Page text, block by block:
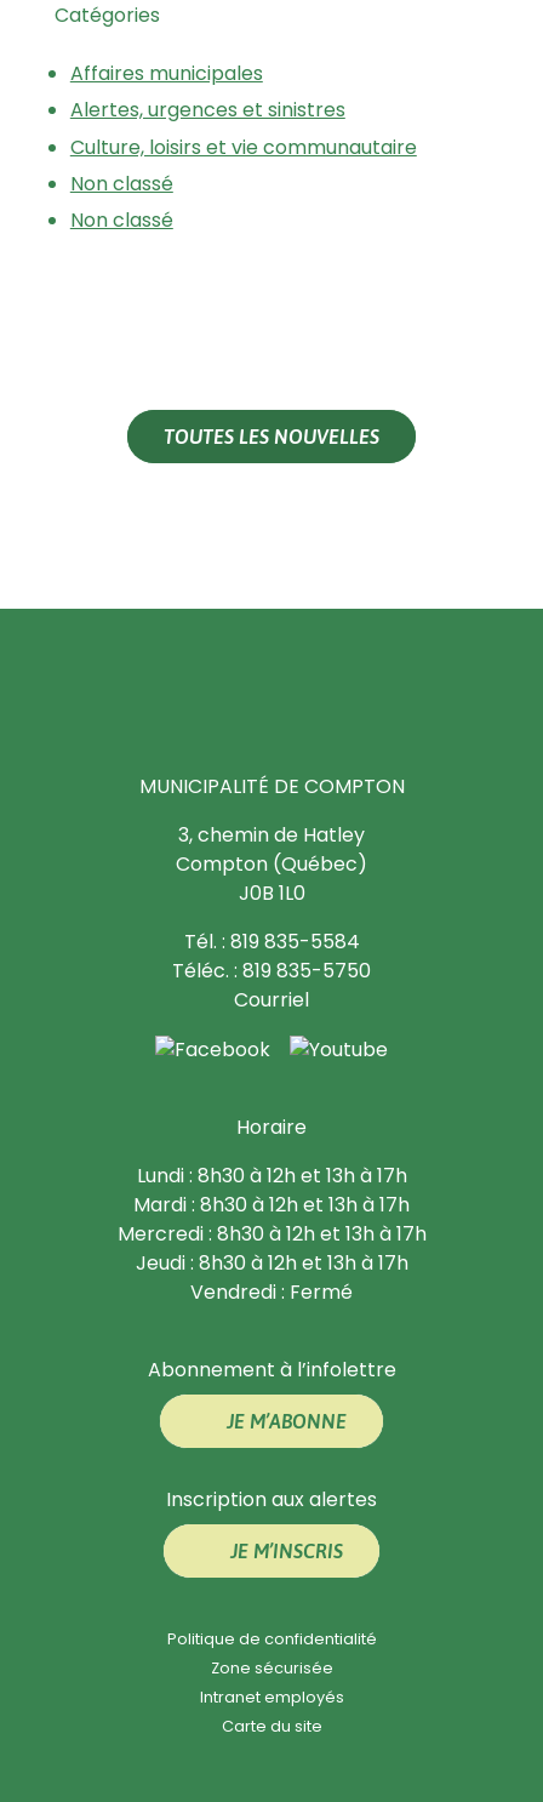
Catégories
Affaires municipales
Alertes, urgences et sinistres
Culture, loisirs et vie communautaire
Non classé
Non classé
TOUTES LES NOUVELLES
MUNICIPALITÉ DE COMPTON
3, chemin de Hatley
Compton (Québec)
J0B 1L0
Tél. : 819 835-5584
Téléc. : 819 835-5750
Courriel
Horaire
Lundi : 8h30 à 12h et 13h à 17h
Mardi : 8h30 à 12h et 13h à 17h
Mercredi : 8h30 à 12h et 13h à 17h
Jeudi : 8h30 à 12h et 13h à 17h
Vendredi : Fermé
Abonnement à l’infolettre
JE M’ABONNE
Inscription aux alertes
JE M’INSCRIS
Politique de confidentialité
Zone sécurisée
Intranet employés
Carte du site